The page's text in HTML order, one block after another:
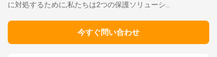
に対処するために,私たちは2つの保護ソリューシ...
今すぐ問い合わせ